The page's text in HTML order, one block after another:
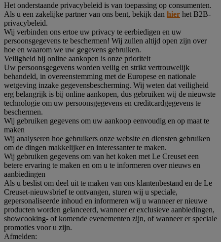
Het onderstaande privacybeleid is van toepassing op consumenten.
Als u een zakelijke partner van ons bent, bekijk dan hier het B2B-
privacybeleid.
Wij verbinden ons ertoe uw privacy te eerbiedigen en uw
persoonsgegevens te beschermen! Wij zullen altijd open zijn over
hoe en waarom we uw gegevens gebruiken.
Veiligheid bij online aankopen is onze prioriteit
Uw persoonsgegevens worden veilig en strikt vertrouwelijk
behandeld, in overeenstemming met de Europese en nationale
wetgeving inzake gegevensbescherming. Wij weten dat veiligheid
erg belangrijk is bij online aankopen, dus gebruiken wij de nieuwste
technologie om uw persoonsgegevens en creditcardgegevens te
beschermen.
Wij gebruiken gegevens om uw aankoop eenvoudig en op maat te
maken
Wij analyseren hoe gebruikers onze website en diensten gebruiken
om de dingen makkelijker en interessanter te maken.
Wij gebruiken gegevens om van het koken met Le Creuset een
betere ervaring te maken en om u te informeren over nieuws en
aanbiedingen
Als u beslist om deel uit te maken van ons klantenbestand en de Le
Creuset-nieuwsbrief te ontvangen, sturen wij u speciale,
gepersonaliseerde inhoud en informeren wij u wanneer er nieuwe
producten worden gelanceerd, wanneer er exclusieve aanbiedingen,
showcooking- of komende evenementen zijn, of wanneer er speciale
promoties voor u zijn.
Afmelden: